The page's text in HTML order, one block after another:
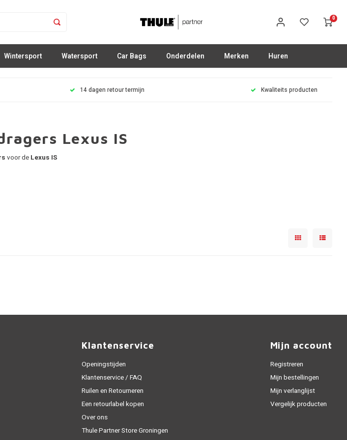
0
Wintersport Watersport Car Bags Onderdelen Merken Huren
14 dagen retour termijn Kwaliteits producten
Lexus IS
voor de Lexus IS
Klantenservice
Openingstijden
Klantenservice / FAQ
Ruilen en Retourneren
Een retourlabel kopen
Over ons
Thule Partner Store Groningen
Mijn account
Registreren
Mijn bestellingen
Mijn verlanglijst
Vergelijk producten